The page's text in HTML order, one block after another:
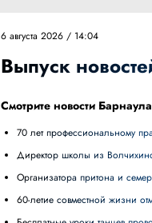
6 августа 2026 / 14:04
Выпуск
Смотрите новости
70 лет профессиональному
Директор школы из
Организатора притона и
60-летие совместной жизни